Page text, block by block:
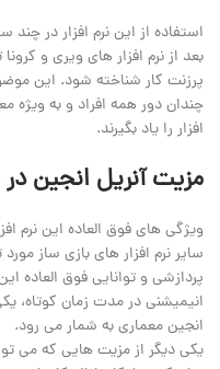
استفاده از این نرم افزار در چند
بعد از نرم افزار های ویری و
پرزنت کار شناخته شود. این
چندان دور همه افراد و به ویژه
افزار را یاد بگیرند.
مزیت آنریل انجین
ویژگی های فوق العاده این نرم
سایر نرم افزار های بازی ساز
پردازشی و توانایی فوق العاده
انیمیشنی در مدت زمان کوتاه،
انجین معماری به شمار می رود.
یکی دیگر از مزیت هایی که می